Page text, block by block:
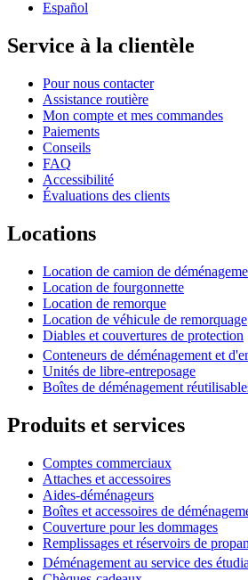
Español
Service à la clientèle
Pour nous contacter
Assistance routière
Mon compte et mes commandes
Paiements
Conseils
FAQ
Accessibilité
Évaluations des clients
Locations
Location de camion de
Location de fourgonnette
Location de remorque
Location de véhicule de remorquage
Diables et couvertures de protection
Conteneurs de déménagement et
Unités de libre-entreposage
Boîtes de déménagement
Produits et services
Comptes commerciaux
Attaches et accessoires
Aides-déménageurs
Boîtes et accessoires de
Couverture pour les dommages
Remplissages et réservoirs de
Déménagement au service des